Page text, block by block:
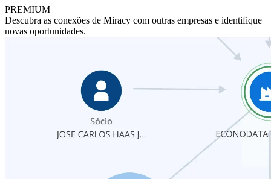
PREMIUM
Descubra as conexões de Miracy com outras empresas e identifique
novas oportunidades.